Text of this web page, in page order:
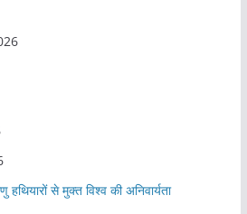
हथियारों से मुक्त विश्व की अनिवार्यता